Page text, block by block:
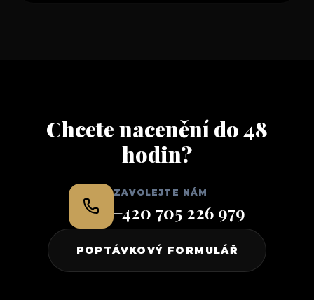
Chcete nacenění do 48
hodin?
ZAVOLEJTE NÁM
+420 705 226 979
POPTÁVKOVÝ FORMULÁŘ